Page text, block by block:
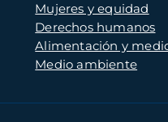
Mujeres y equidad
Derechos humanos
Alimentación y
Medio ambiente